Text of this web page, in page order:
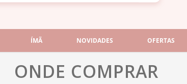
ÍMÃ NOVIDADES OFERTAS
ONDE COMPRAR